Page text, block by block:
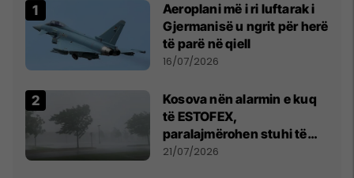
Aeroplani më i ri luftarak i
Gjermanisë u ngrit për herë
të parë në qiell
16/07/2026
Kosova nën alarmin e kuq
të ESTOFEX,
paralajmërohen stuhi të
fuqishme me breshër dhe
21/07/2026